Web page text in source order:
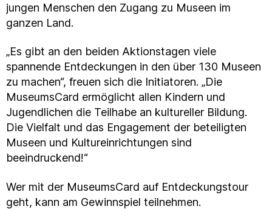
jungen Menschen den Zugang zu Museen im
ganzen Land.
„Es gibt an den beiden Aktionstagen viele
spannende Entdeckungen in den über 130 Museen
zu machen“, freuen sich die Initiatoren. „Die
MuseumsCard ermöglicht allen Kindern und
Jugendlichen die Teilhabe an kultureller Bildung.
Die Vielfalt und das Engagement der beteiligten
Museen und Kultureinrichtungen sind
beeindruckend!“
Wer mit der MuseumsCard auf Entdeckungstour
geht, kann am Gewinnspiel teilnehmen.